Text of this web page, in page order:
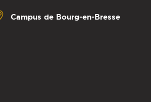
Campus de Bourg-en-Bresse